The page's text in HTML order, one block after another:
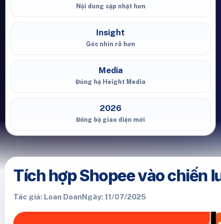
Nội dung cập nhật hơn
Insight
Góc nhìn rõ hơn
Media
Đúng hệ Height Media
2026
Đồng bộ giao diện mới
Tích hợp Shopee vào chiến
Tác giả: Loan DoanNgày: 11/07/2025